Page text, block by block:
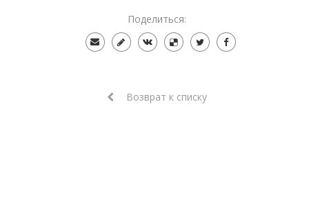
Поделиться:
Возврат к списку